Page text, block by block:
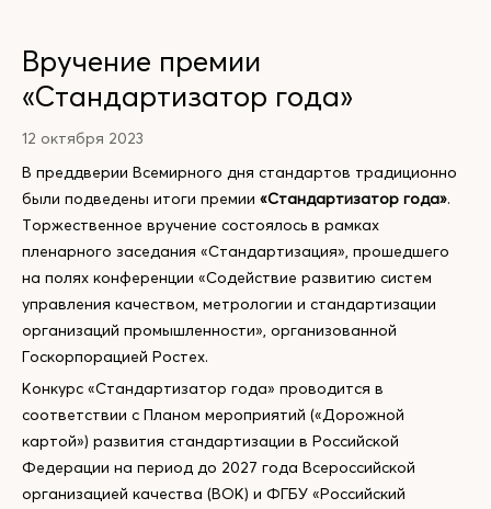
Вручение премии
«Стандартизатор года»
12 октября 2023
В преддверии Всемирного дня стандартов традиционно
были подведены итоги премии «Стандартизатор года».
Торжественное вручение состоялось в рамках
пленарного заседания «Стандартизация», прошедшего
на полях конференции «Содействие развитию систем
управления качеством, метрологии и стандартизации
организаций промышленности», организованной
Госкорпорацией Ростех.
Конкурс «Стандартизатор года» проводится в
соответствии с Планом мероприятий («Дорожной
картой») развития стандартизации в Российской
Федерации на период до 2027 года Всероссийской
организацией качества (ВОК) и ФГБУ «Российский